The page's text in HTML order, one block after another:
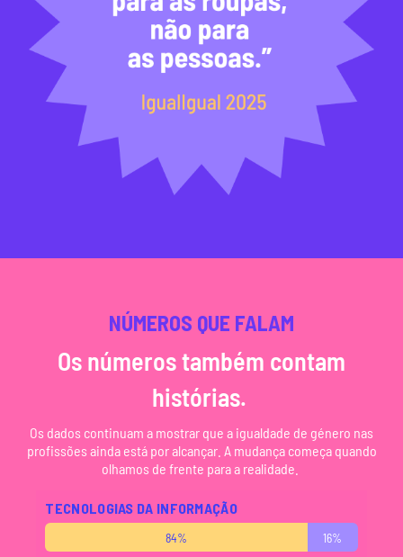
NÚMEROS QUE FALAM
Os números também contam
histórias.
Os dados continuam a mostrar que a igualdade de género nas
profissões ainda está por alcançar. A mudança começa quando
olhamos de frente para a realidade.
TECNOLOGIAS DA INFORMAÇÃO
84% 16%